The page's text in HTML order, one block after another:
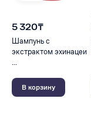
5 320₸
Шампунь с
экстрактом эхинацеи
...
В корзину